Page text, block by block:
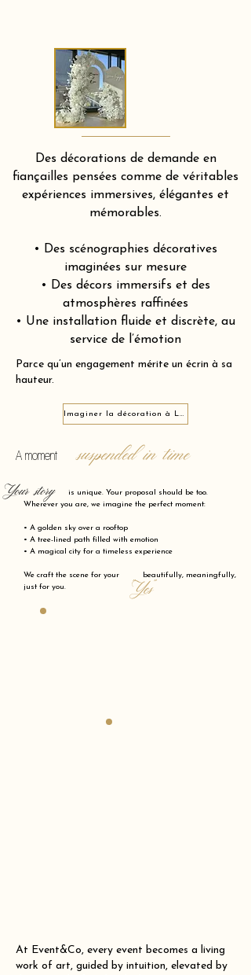
Des décorations de demande en
fiançailles pensées comme de véritables
expériences immersives, élégantes et
mémorables.
• Des scénographies décoratives
imaginées sur mesure
• Des décors immersifs et des
atmosphères raffinées
• Une installation fluide et discrète, au
service de l’émotion
Parce qu’un engagement mérite un écrin à sa
hauteur.
Imaginer la décoration à Loudun 86200
A moment suspended in time
is unique. Your proposal should be too.
Wherever you are, we imagine the perfect moment:
• A golden sky over a rooftop
• A tree-lined path filled with emotion
• A magical city for a timeless experience
We craft the scene for your beautifully, meaningfully,
just for you.
"Yes"
Your story
At Event&Co, every event becomes a living
work of art, guided by intuition, elevated by